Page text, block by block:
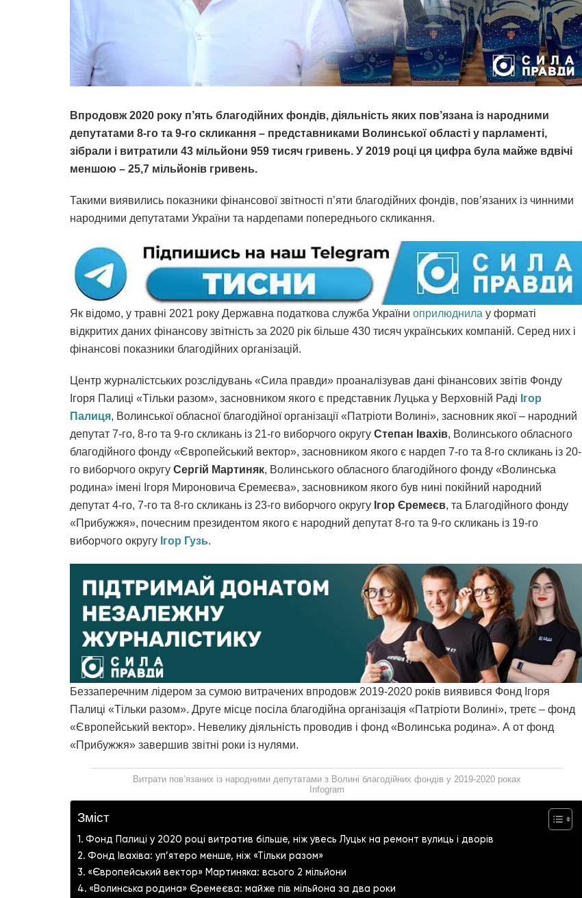
Впродовж 2020 року п’ять благодійних фондів, діяльність яких пов’язана із народними
депутатами 8-го та 9-го скликання – представниками Волинської області у парламенті,
зібрали і витратили 43 мільйони 959 тисяч гривень. У 2019 році ця цифра була майже вдвічі
меншою – 25,7 мільйонів гривень.
Такими виявились показники фінансової звітності п’яти благодійних фондів, пов’язаних із чинними
народними депутатами України та нардепами попереднього скликання.
Як відомо, у травні 2021 року Державна податкова служба України оприлюднила у форматі
відкритих даних фінансову звітність за 2020 рік більше 430 тисяч українських компаній. Серед них і
фінансові показники благодійних організацій.
Центр журналістських розслідувань «Сила правди» проаналізував дані фінансових звітів Фонду
Ігоря Палиці «Тільки разом», засновником якого є представник Луцька у Верховній Раді Ігор
Палиця, Волинської обласної благодійної організації «Патріоти Волині», засновник якої – народний
депутат 7-го, 8-го та 9-го скликань із 21-го виборчого округу Степан Івахів, Волинського обласного
благодійного фонду «Європейський вектор», засновником якого є нардеп 7-го та 8-го скликань із 20-
го виборчого округу Сергій Мартиняк, Волинського обласного благодійного фонду «Волинська
родина» імені Ігоря Мироновича Єремеєва», засновником якого був нині покійний народний
депутат 4-го, 7-го та 8-го скликань із 23-го виборчого округу Ігор Єремеєв, та Благодійного фонду
«Прибужжя», почесним президентом якого є народний депутат 8-го та 9-го скликань із 19-го
виборчого округу Ігор Гузь.
Беззаперечним лідером за сумою витрачених впродовж 2019-2020 років виявився Фонд Ігоря
Палиці «Тільки разом». Друге місце посіла благодійна організація «Патріоти Волині», третє – фонд
«Європейський вектор». Невелику діяльність проводив і фонд «Волинська родина». А от фонд
«Прибужжя» завершив звітні роки із нулями.
Витрати пов’язаних із народними депутатами з Волині благодійних фондів у 2019-2020 роках
Infogram
Зміст
Фонд Палиці у 2020 році витратив більше, ніж увесь Луцьк на ремонт вулиць і дворів
Фонд Івахіва: уп’ятеро менше, ніж «Тільки разом»
«Європейський вектор» Мартиняка: всього 2 мільйони
«Волинська родина» Єремеєва: майже пів мільйона за два роки